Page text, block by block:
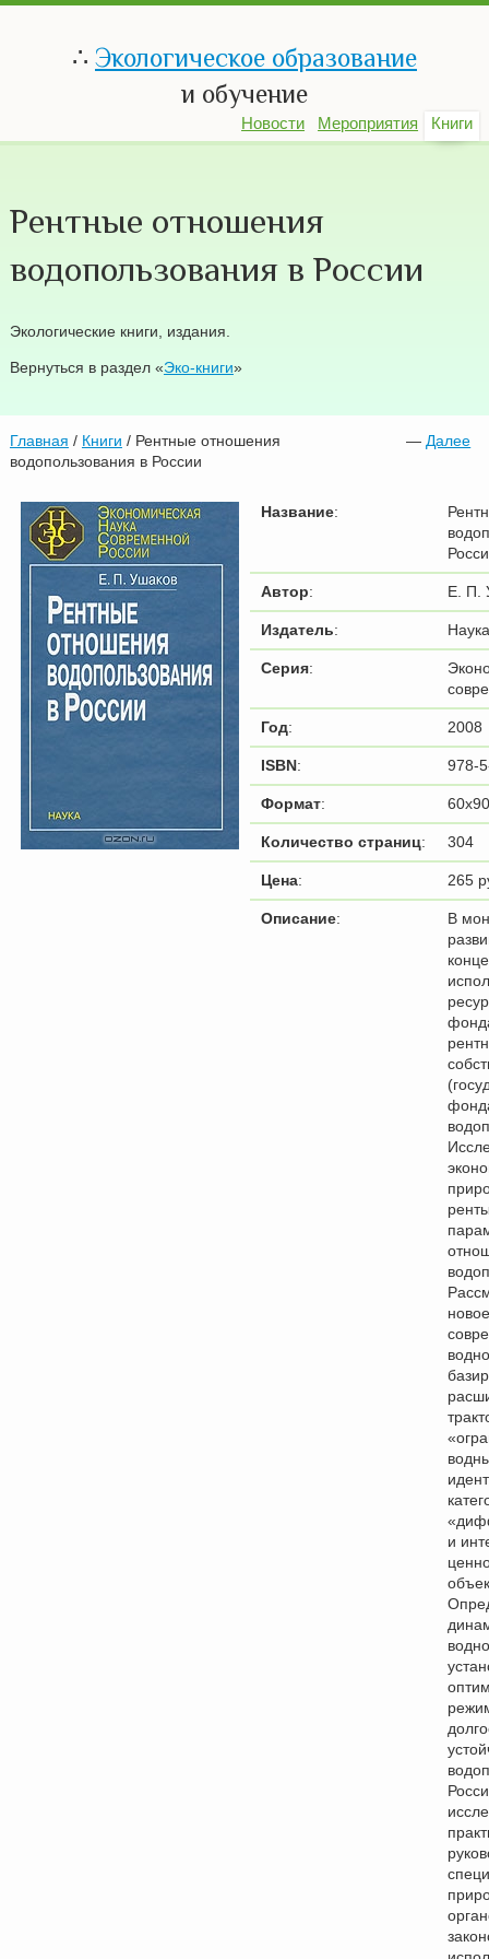
∴ Экологическое образование
и обучение
Новости Мероприятия Книги
Рентные отношения
водопользования в России
Экологические книги, издания.
Вернуться в раздел «Эко-книги»
Главная / —Далее
Книги / Рентные отношения
водопользования в России
Название:
Автор: Е. П.
Издатель: Наука
Серия:
Год: 2008
ISBN: 978-
Формат:
Количество страниц: 304
Цена: 265
Описание:
В
и